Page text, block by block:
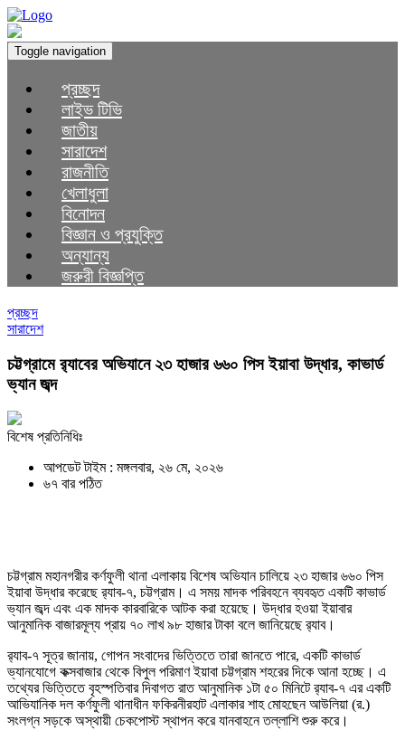
Toggle navigation
প্রচ্ছদ
লাইভ টিভি
জাতীয়
সারাদেশ
রাজনীতি
খেলাধুলা
বিনোদন
বিজ্ঞান ও প্রযুক্তি
অন্যান্য
জরুরী বিজ্ঞপ্তি
প্রচ্ছদ
সারাদেশ
চট্টগ্রামে র‌্যাবের অভিযানে ২৩ হাজার ৬৬০ পিস ইয়াবা উদ্ধার, কাভার্ড
ভ্যান জব্দ
বিশেষ প্রতিনিধিঃ
আপডেট টাইম : মঙ্গলবার, ২৬ মে, ২০২৬
৬৭ বার পঠিত
চট্টগ্রাম মহানগরীর কর্ণফুলী থানা এলাকায় বিশেষ অভিযান চালিয়ে ২৩ হাজার ৬৬০ পিস
ইয়াবা উদ্ধার করেছে র‌্যাব-৭, চট্টগ্রাম। এ সময় মাদক পরিবহনে ব্যবহৃত একটি কাভার্ড
ভ্যান জব্দ এবং এক মাদক কারবারিকে আটক করা হয়েছে। উদ্ধার হওয়া ইয়াবার
আনুমানিক বাজারমূল্য প্রায় ৭০ লাখ ৯৮ হাজার টাকা বলে জানিয়েছে র‌্যাব।
র‌্যাব-৭ সূত্র জানায়, গোপন সংবাদের ভিত্তিতে তারা জানতে পারে, একটি কাভার্ড
ভ্যানযোগে কক্সবাজার থেকে বিপুল পরিমাণ ইয়াবা চট্টগ্রাম শহরের দিকে আনা হচ্ছে। এ
তথ্যের ভিত্তিতে বৃহস্পতিবার দিবাগত রাত আনুমানিক ১টা ৫০ মিনিটে র‌্যাব-৭ এর একটি
আভিযানিক দল কর্ণফুলী থানাধীন ফকিরনীরহাট এলাকার শাহ মোহছেন আউলিয়া (র.)
সংলগ্ন সড়কে অস্থায়ী চেকপোস্ট স্থাপন করে যানবাহনে তল্লাশি শুরু করে।